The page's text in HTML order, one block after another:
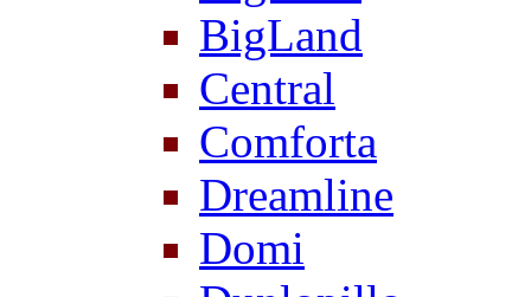
BigLand
Central
Comforta
Dreamline
Domi